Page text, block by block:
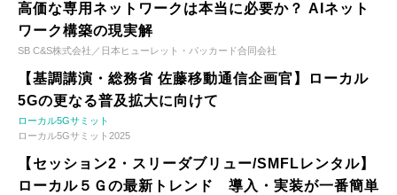
高価な専用ネットワークは本当に必要か？ AIネット
ワーク構築の現実解
SB C&S株式会社／日本ヒューレット・パッカード合同会社
【基調講演・総務省 佐藤移動通信企画官】ローカル
5Gの更なる普及拡大に向けて
ローカル5Gサミット
ローカル5Gサミット2025
【セッション2・スリーダブリュー/SMFLレンタル】
ローカル５Ｇの最新トレンド 導入・実装が一番簡単